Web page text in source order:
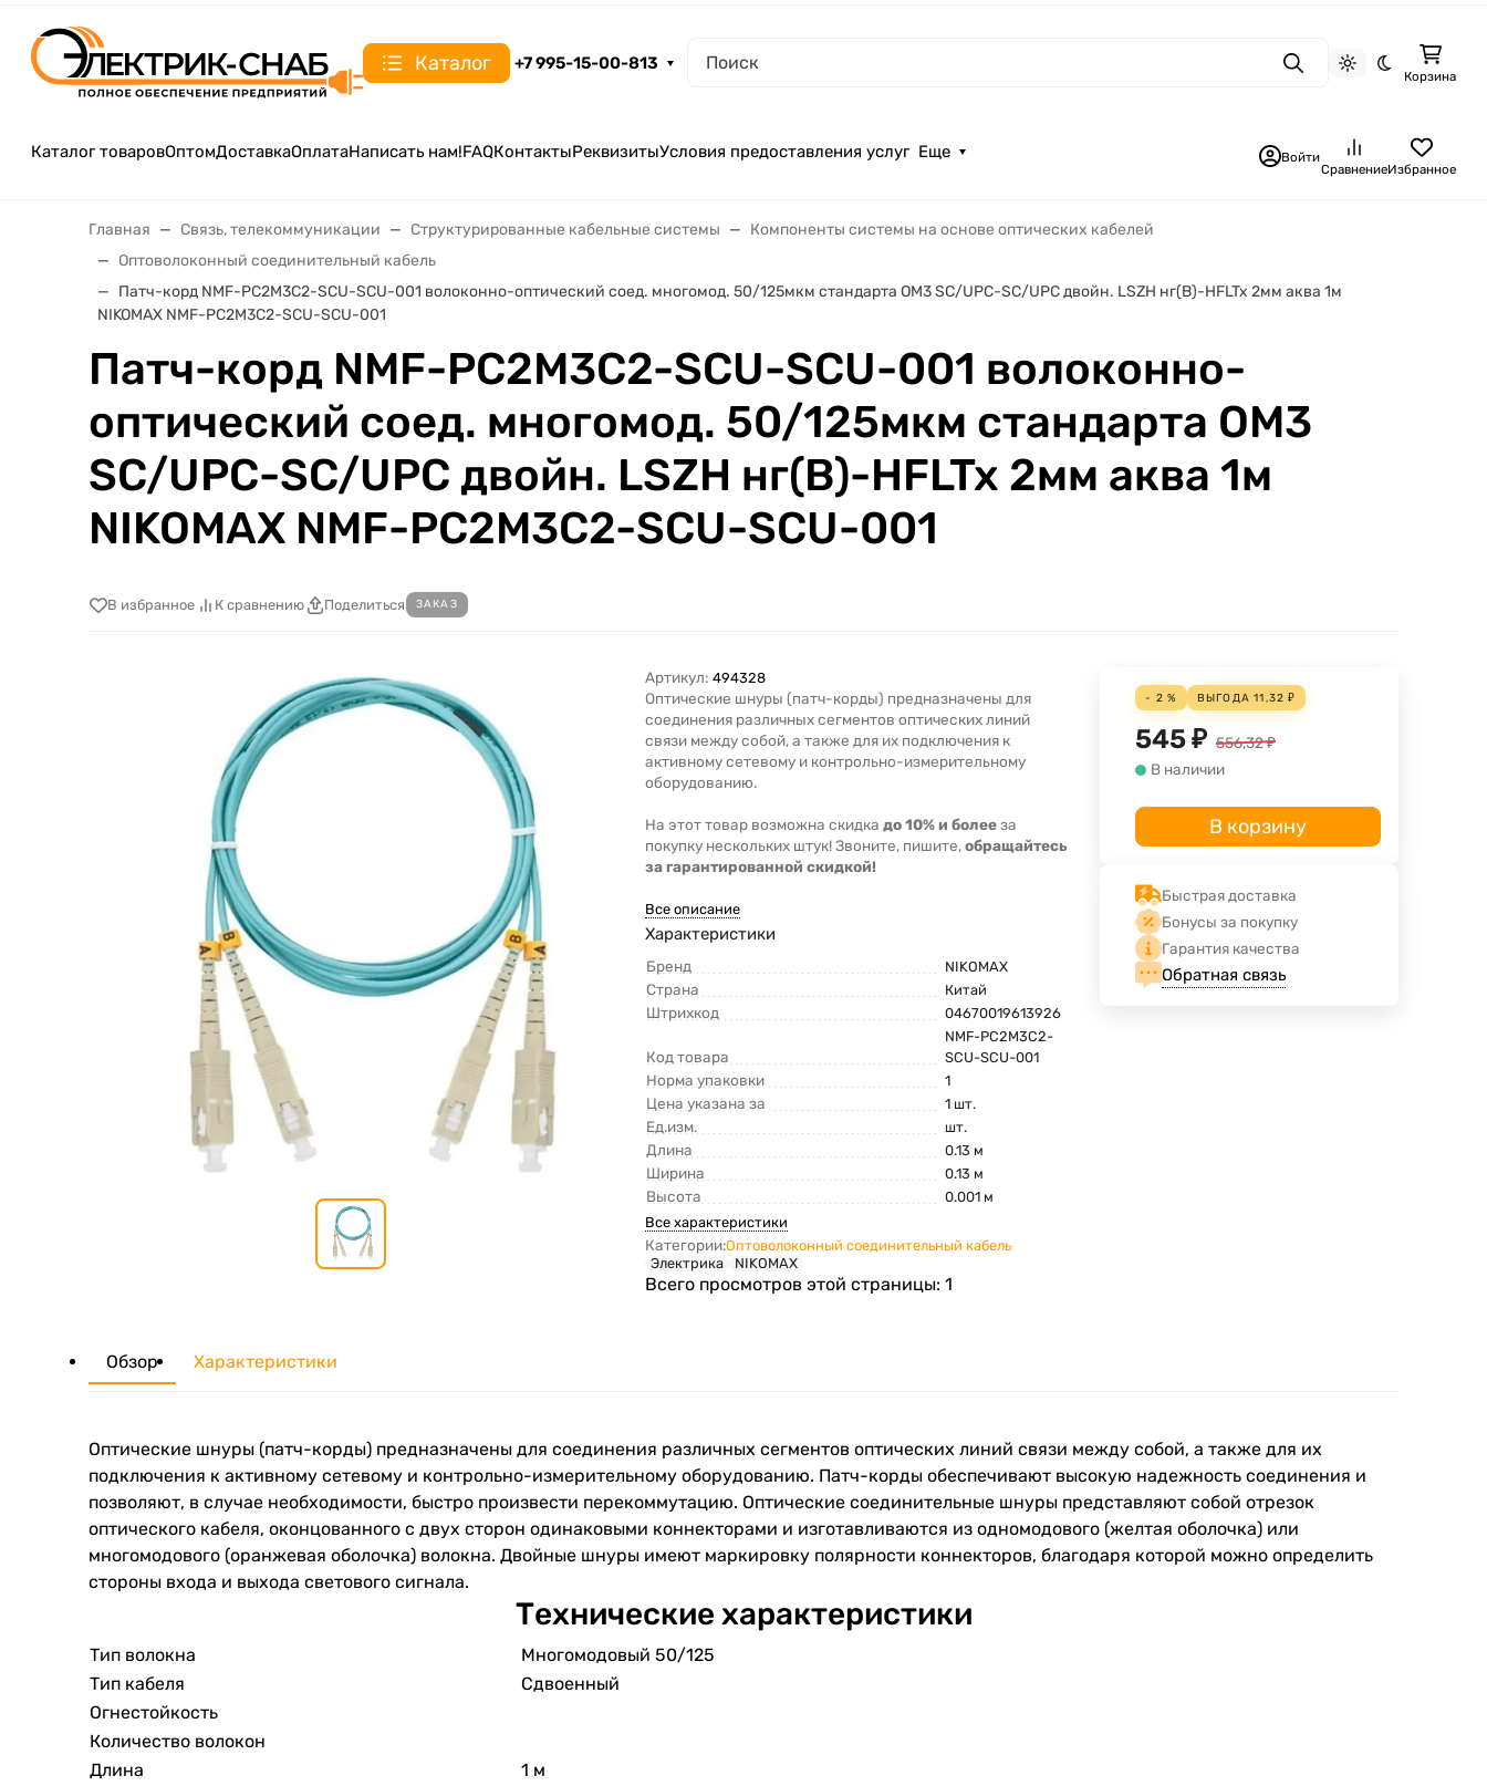
Каталог +7 995-15-00-813 ПоискСветлая тема
Темная тема
Корзина
Каталог товаровОптомДоставкаОплатаНаписать нам!FAQКонтактыРеквизитыУсловия предоставления услуг Еще Войти
СравнениеИзбранное
Главная Связь, телекоммуникации Структурированные кабельные системы
Компоненты системы на основе оптических кабелей
Оптоволоконный соединительный кабель
Патч-корд NMF-PC2M3C2-SCU-SCU-001 волоконно-оптический соед. многомод. 50/125мкм стандарта ОМ3 SC/UPC-SC/UPC двойн. LSZH нг(В)-HFLTx 2мм аква 1м
NIKOMAX NMF-PC2M3C2-SCU-SCU-001
Патч-корд NMF-PC2M3C2-SCU-SCU-001 волоконно-
оптический соед. многомод. 50/125мкм стандарта ОМ3
SC/UPC-SC/UPC двойн. LSZH нг(В)-HFLTx 2мм аква 1м
NIKOMAX NMF-PC2M3C2-SCU-SCU-001
В избранное К сравнению Поделиться ЗАКАЗ
Артикул: 494328
Оптические шнуры (патч-корды) предназначены для
соединения различных сегментов оптических линий
связи между собой, а также для их подключения к
активному сетевому и контрольно-измерительному
оборудованию.
На этот товар возможна скидкадо 10% и болееза
покупку нескольких штук! Звоните, пишите,обращайтесь
за гарантированной скидкой!
Все описание
Характеристики
Бренд NIKOMAX
Страна Китай
Штрихкод 04670019613926
Код товара
NMF-PC2M3C2-
SCU-SCU-001
Норма упаковки 1
Цена указана за 1 шт.
Ед.изм. шт.
Длина 0.13 м
Ширина 0.13 м
Высота
0.001 м
Все характеристики
Категории:Оптоволоконный соединительный кабель
Электрика
NIKOMAX
Всего просмотров этой страницы:1
- 2 % ВЫГОДА11,32 ₽
545₽ 556,32₽
В наличии
В корзину
Быстрая доставка
Бонусы за покупку
Гарантия качества
Обратная связь
Обзор Характеристики
Оптические шнуры (патч-корды) предназначены для соединения различных сегментов оптических линий связи между собой, а также для их
подключения к активному сетевому и контрольно-измерительному оборудованию. Патч-корды обеспечивают высокую надежность соединения и
позволяют, в случае необходимости, быстро произвести перекоммутацию. Оптические соединительные шнуры представляют собой отрезок
оптического кабеля, оконцованного с двух сторон одинаковыми коннекторами и изготавливаются из одномодового (желтая оболочка) или
многомодового (оранжевая оболочка) волокна. Двойные шнуры имеют маркировку полярности коннекторов, благодаря которой можно определить
стороны входа и выхода светового сигнала.
Технические характеристики
Тип волокна
Многомодовый 50/125
Тип кабеля
Сдвоенный
Огнестойкость
Количество волокон
Длина
1 м